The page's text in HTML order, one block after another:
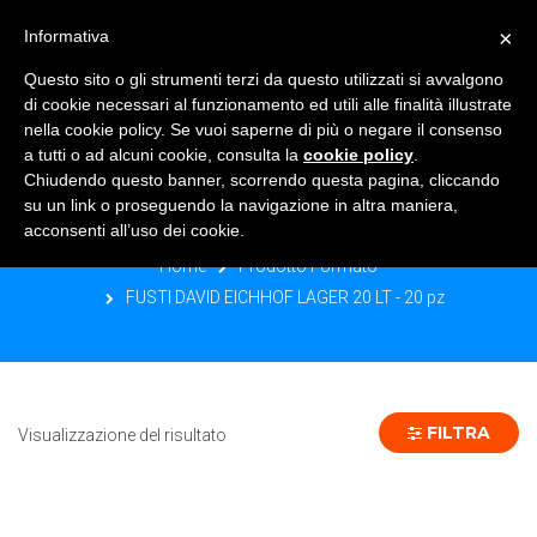
FUSTI DAVID EICHHOF LAGER 20 LT -
20 PZ
Home
Prodotto Formato
FUSTI DAVID EICHHOF LAGER 20 LT - 20 pz
Visualizzazione del risultato FILTRA
×
Informativa
Questo sito o gli strumenti terzi da questo utilizzati si avvalgono
di cookie necessari al funzionamento ed utili alle finalità illustrate
nella cookie policy. Se vuoi saperne di più o negare il consenso
a tutti o ad alcuni cookie, consulta la cookie policy
Chiudendo questo banner, scorrendo questa pagina, cliccando
su un link o proseguendo la navigazione in altra maniera,
acconsenti all’uso dei cookie.